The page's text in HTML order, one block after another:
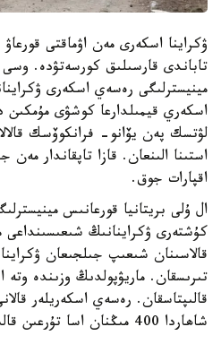
ۋكراينا اسكەرى مەن اۋماقتى
تاباندى قارسىلىق كورسەتۋدە.
مينيسترلىگى رەسەي اسكەرى
اسكەري قيمىلدارعا كوشۋى مۇمكىن
لۋتسك پەن يۆانو- فرانكوۆسك
استىنا الىنعان. قازا تاپقاندار مەن
اقپارات جوق.
ال ۇلى بريتانيا قورعانىس
كۇشتەرى ۋكراينانىڭ شىعىسىنداعى
قالاسىنان شىعىپ جىلجىعان
تىرىسقان. ماريۋپولدىڭ وزىندە وتە
قالىپتاسقان. رەسەي اسكەريلەر
شاھاردا 400 مىڭنان اسا تۇرعىن قالىپ وتىر.